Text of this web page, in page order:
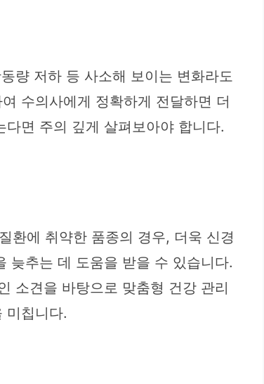
량 저하 등 사소해 보이는 변화라도
수의사에게 정확하게 전달하면 더
면 주의 깊게 살펴보아야 합니다.
환에 취약한 품종의 경우, 더욱 신경
늦추는 데 도움을 받을 수 있습니다.
소견을 바탕으로 맞춤형 건강 관리
미칩니다.